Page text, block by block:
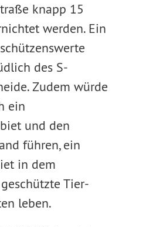
knapp 15
werden. Ein
des S-
Zudem würde
ein
und den
führen, ein
in dem
Tier-
leben.